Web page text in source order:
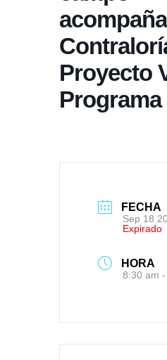
Proyecto
Programa
FECHA
Sep 18
Expirado
HORA
8:30 am